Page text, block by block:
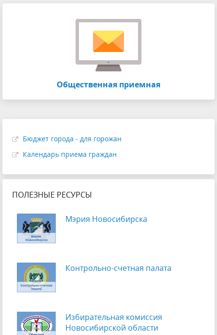
Общественная приемная
Бюджет города - для горожан
Календарь приема граждан
ПОЛЕЗНЫЕ РЕСУРСЫ
Мэрия Новосибирска
Контрольно-счетная палата
Избирательная комиссия
Новосибирской области